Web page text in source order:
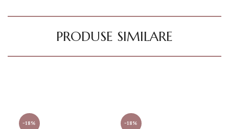
PRODUSE SIMILARE
-18% -18%